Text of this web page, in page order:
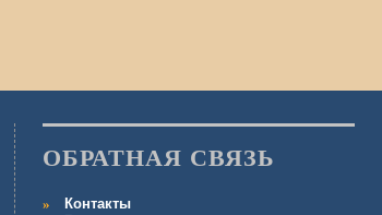
ОБРАТНАЯ СВЯЗЬ
Контакты